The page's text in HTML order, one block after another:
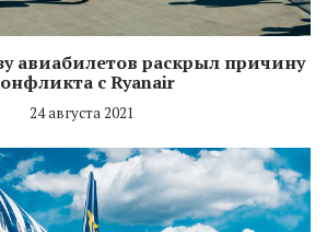
авиабилетов раскрыл причину
с Ryanair
24 августа 2021